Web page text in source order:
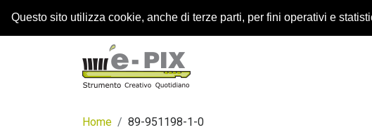
Questo sito utilizza cookie, anche di terze parti, per fini operativi e
Home 89-951198-1-0